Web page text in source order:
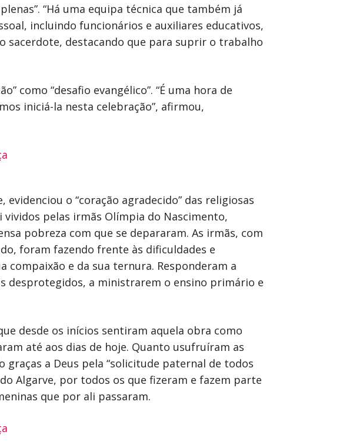
“Há uma equipa técnica que também já
incluindo funcionários e auxiliares educativos,
sacerdote, destacando que para suprir o trabalho
como “desafio evangélico”. “É uma hora de
iniciá-la nesta celebração”, afirmou,
o “coração agradecido” das religiosas
pelas irmãs Olímpia do Nascimento,
pobreza com que se depararam. As irmãs, com
foram fazendo frente às dificuldades e
compaixão e da sua ternura. Responderam a
desprotegidos, a ministrarem o ensino primário e
desde os inícios sentiram aquela obra como
até aos dias de hoje. Quanto usufruíram as
graças a Deus pela “solicitude paternal de todos
Algarve, por todos os que fizeram e fazem parte
que por ali passaram.